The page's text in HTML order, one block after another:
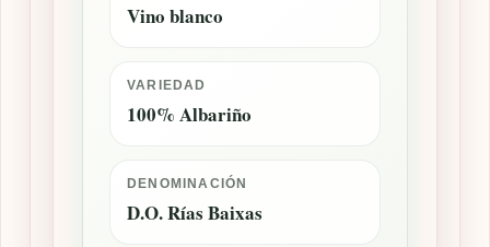
Vino blanco
VARIEDAD
100% Albariño
DENOMINACIÓN
D.O. Rías Baixas